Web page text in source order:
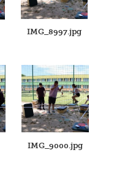
IMG_8997.jpg
IMG_9000.jpg